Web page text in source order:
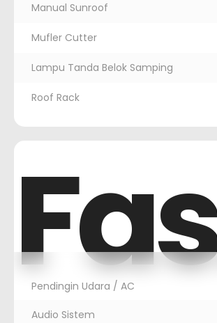
Manual Sunroof
Mufler Cutter
Lampu Tanda Belok Samping
Roof Rack
Pendingin Udara / AC
Audio Sistem